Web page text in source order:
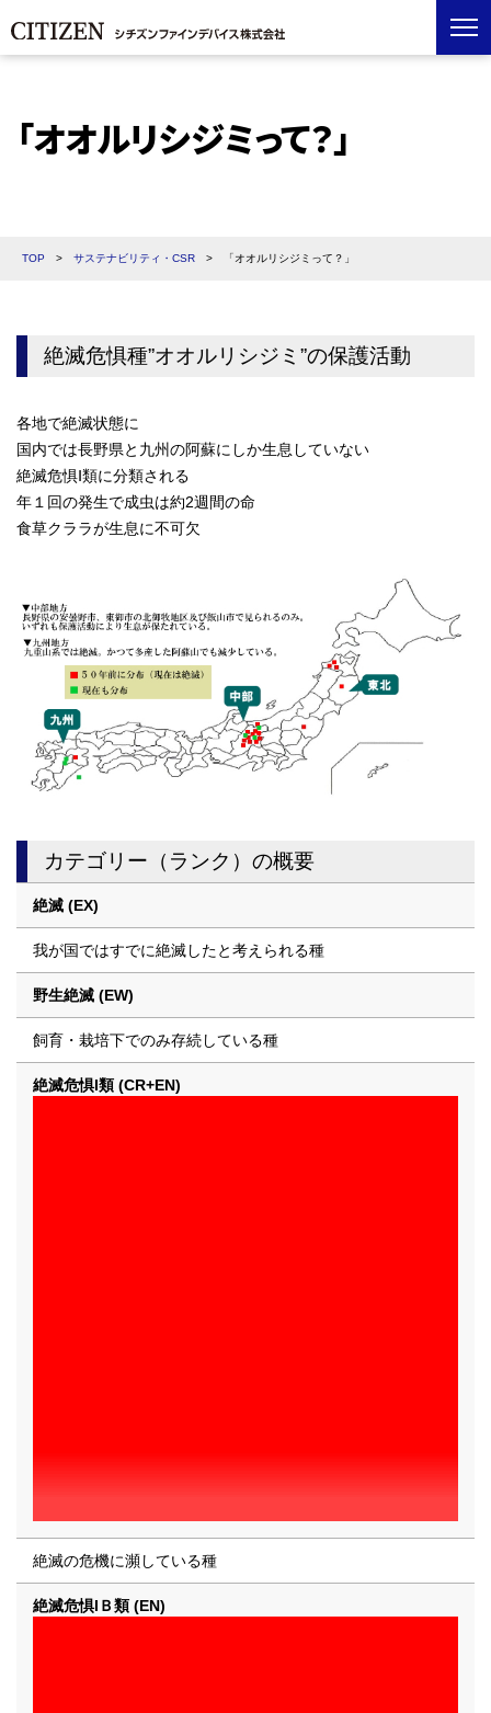
「オオルリシジミって？」
TOP > サステナビリティ・CSR > 「オオルリシジミって？」
絶滅危惧種”オオルリシジミ”の保護活動
各地で絶滅状態に
国内では長野県と九州の阿蘇にしか生息していない
絶滅危惧Ⅰ類に分類される
年１回の発生で成虫は約2週間の命
食草クララが生息に不可欠
カテゴリー（ランク）の概要
絶滅 (EX)
我が国ではすでに絶滅したと考えられる種
野生絶滅 (EW)
飼育・栽培下でのみ存続している種
絶滅危惧I類 (CR+EN)
絶滅の危機に瀕している種
絶滅危惧IＢ類 (EN)